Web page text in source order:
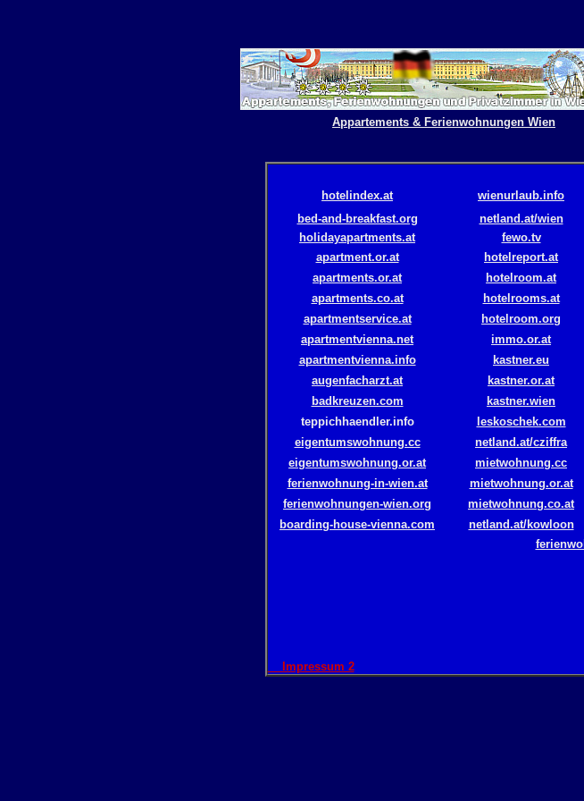
Appartements & Ferienwohnungen Wien
hotelindex.at wienurlaub.info
bed-and-breakfast.org
netland.at/wien
holidayapartments.at
fewo.tv
apartment.or.at
hotelreport.at
apartments.or.at
hotel room.at
apartments.co.at
hotelrooms.at
apartmentservice.at
hotelroom.org
apartmentvienna.net
immo.or.at
apartmentvienna.info
kastner.eu
augenfacharzt.at
kastner.or.at
badkreuzen.com
kastner.wien
teppichhaendler.info
leskoschek.com
eigentumswohnung.cc
netland.at/cziffra
eigentumswohnung.or.at
mietwohnung.cc
ferienwohnung-in-wien.at
mietwohnung.or.at
ferienwohnungen-wien.org
mietwohnung.co.at
boarding-house-vienna.com
netland.at/kowloon
Impressum 2